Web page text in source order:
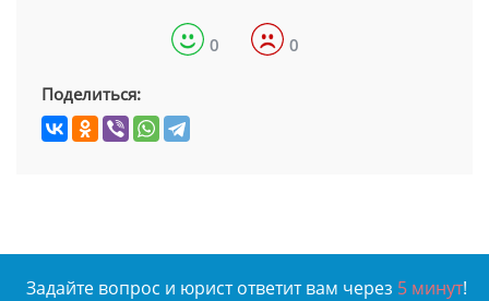
0 0
Поделиться:
Задайте вопрос и юрист ответит вам через 5 минут!